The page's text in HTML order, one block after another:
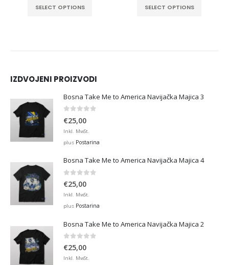
SELECT OPTIONS SELECT OPTIONS
IZDVOJENI PROIZVODI
Bosna Take Me to America Navijačka Majica 3
€25,00
Inkl. MwSt.
plus Postarina
Bosna Take Me to America Navijačka Majica 4
0 out of 5
€25,00
Inkl. MwSt.
plus Postarina
Bosna Take Me to America Navijačka Majica 2
0 out of 5
€25,00
Inkl. MwSt.